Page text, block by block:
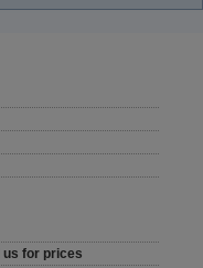
us for prices